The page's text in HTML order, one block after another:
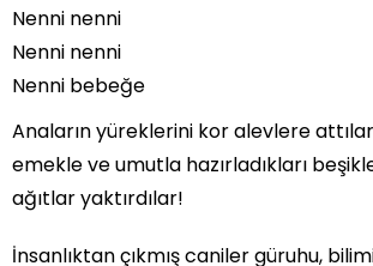
Nenni nenni
Nenni nenni
Nenni bebeğe
Anaların yüreklerini kor alevlere
emekle ve umutla hazırladıkları
ağıtlar yaktırdılar!
İnsanlıktan çıkmış caniler güruhu,